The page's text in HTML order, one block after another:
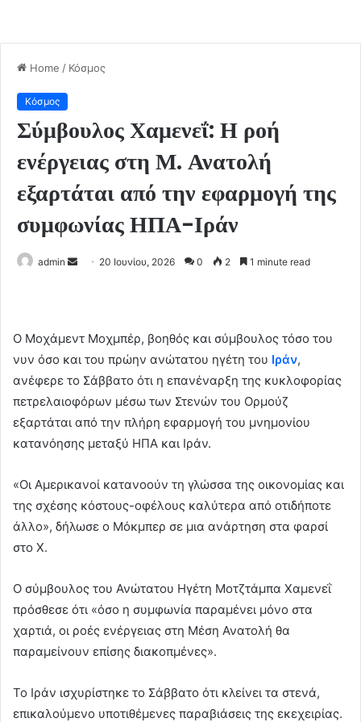
Home / Κόσμος
Κόσμος
Σύμβουλος Χαμενεΐ: Η ροή
ενέργειας στη Μ. Ανατολή
εξαρτάται από την εφαρμογή της
συμφωνίας ΗΠΑ-Ιράν
admin
a
n
e
m
a
20 Ιουνίου, 2026 0 2 1 minute read
Ο Μοχάμεντ Μοχμπέρ, βοηθός και σύμβουλος τόσο του
νυν όσο και του πρώην ανώτατου ηγέτη του Ιράν,
ανέφερε το Σάββατο ότι η επανέναρξη της κυκλοφορίας
πετρελαιοφόρων μέσω των Στενών του Ορμούζ
εξαρτάται από την πλήρη εφαρμογή του μνημονίου
κατανόησης μεταξύ ΗΠΑ και Ιράν.
«Οι Αμερικανοί κατανοούν τη γλώσσα της οικονομίας και
της σχέσης κόστους-οφέλους καλύτερα από οτιδήποτε
άλλο», δήλωσε ο Μόκμπερ σε μια ανάρτηση στα φαρσί
στο X.
Ο σύμβουλος του Ανώτατου Ηγέτη Μοτζτάμπα Χαμενεΐ
πρόσθεσε ότι «όσο η συμφωνία παραμένει μόνο στα
χαρτιά, οι ροές ενέργειας στη Μέση Ανατολή θα
παραμείνουν επίσης διακοπμένες».
Το Ιράν ισχυρίστηκε το Σάββατο ότι κλείνει τα στενά,
επικαλούμενο υποτιθέμενες παραβιάσεις της εκεχειρίας.